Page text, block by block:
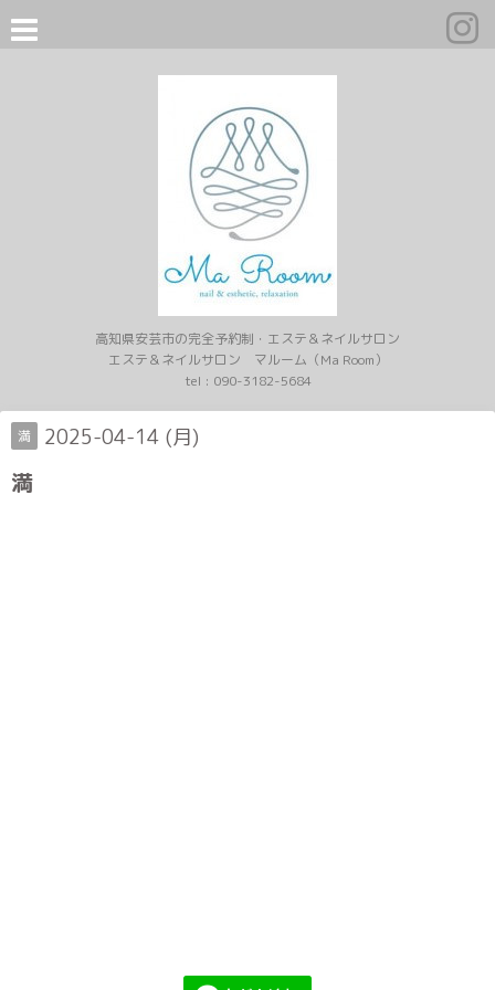
高知県安芸市の完全予約制・エステ＆ネイルサロン
エステ＆ネイルサロン マルーム（Ma Room）
tel : 090-3182-5684
満 2025-04-14 (月)
満